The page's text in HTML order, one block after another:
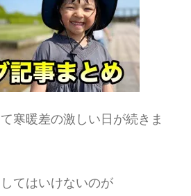
寒暖差の激しい日が続きま
てはいけないのが